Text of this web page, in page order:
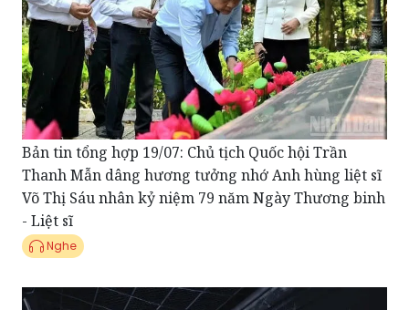
Bản tin tổng hợp 19/07: Chủ tịch Quốc hội Trần
Thanh Mẫn dâng hương tưởng nhớ Anh hùng liệt sĩ
Võ Thị Sáu nhân kỷ niệm 79 năm Ngày Thương binh
- Liệt sĩ
Nghe